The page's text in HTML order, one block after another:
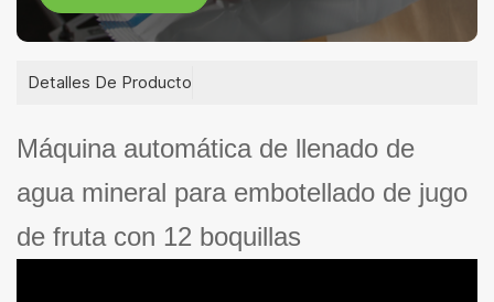
Detalles De Producto
Máquina automática de llenado de
agua mineral para embotellado de jugo
de fruta con 12 boquillas